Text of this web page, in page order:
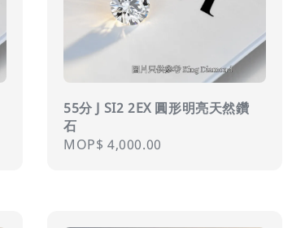
55分 J SI2 2EX 圓形明亮天然鑽
石
Regular
MOP$ 4,000.00